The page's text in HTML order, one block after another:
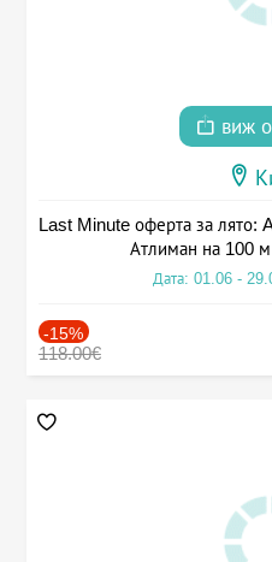
виж
Last Minute оферта за лято:
Атлиман на 100
Дата: 01.06 -
-15%
118.00€